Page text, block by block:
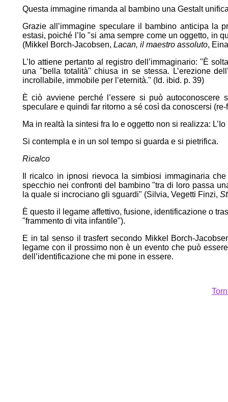
Questa immagine rimanda al bambino una Gestalt
Grazie all’immagine speculare il bambino anticipa la
estasi, poiché l’Io "si ama sempre come un oggetto, in
(Mikkel Borch-Jacobsen, Lacan, il maestro assoluto,
L’Io attiene pertanto al registro dell’immaginario: "È
una "bella totalità" chiusa in se stessa. L’erezione
incrollabile, immobile per l’eternità." (Id. ibid. p. 39)
È ciò avviene perché l’essere si può autoconoscere
speculare e quindi far ritorno a sé così da conoscersi
Ma in realtà la sintesi fra Io e oggetto non si realizza: L’Io
Si contempla e in un sol tempo si guarda e si pietrifica.
Ricalco
Il ricalco in ipnosi rievoca la simbiosi immaginaria
specchio nei confronti del bambino "tra di loro passa
la quale si incrociano gli sguardi" (Silvia, Vegetti Finzi,
È questo il legame affettivo, fusione, identificazione o
"frammento di vita infantile").
E in tal senso il trasfert secondo Mikkel Borch-
legame con il prossimo non è un evento che può
dell’identificazione che mi pone in essere.